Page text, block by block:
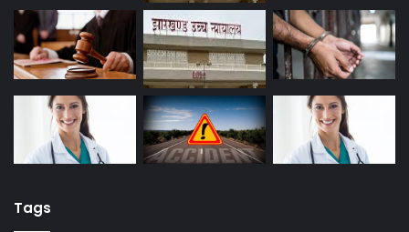
Tags